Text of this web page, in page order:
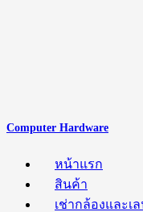
Computer Hardware
หน้าแรก
สินค้า
เช่ากล้องและเ